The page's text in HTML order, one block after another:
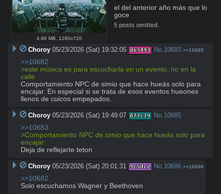
4.86 MB 1280x720
el del anterior año más que lo
goce
5 posts omitted.
Choroy 05/23/2026 (Sat) 19:32:05 d63493 No. 10683 >>10685
>>10682
>este música es para escucharla en un evento, no en la
calle
Comportamiento NPC de simio que hace hueás solo para
encajar. En especial si se trata de esos eventos hueones
llenos de cuicos empepados.
Choroy 05/23/2026 (Sat) 19:49:07 077c79 No. 10685
>>10683
>Comportamiento NPC de simio que hace hueás solo para
encajar
Deja de reflejarte teton
Choroy 05/23/2026 (Sat) 20:01:31 9c5dc2 No. 10686 >>10688
>>10682
Solo escuchamos Wagner y Beethoven